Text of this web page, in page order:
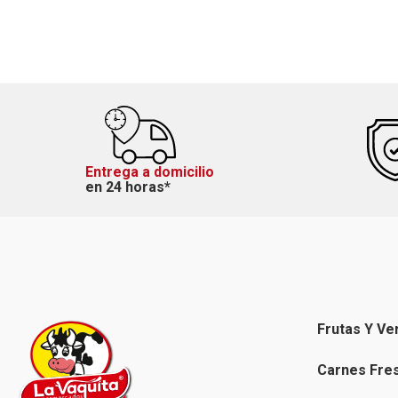
Entrega a domicilio
en 24 horas*
Frutas Y
Carnes